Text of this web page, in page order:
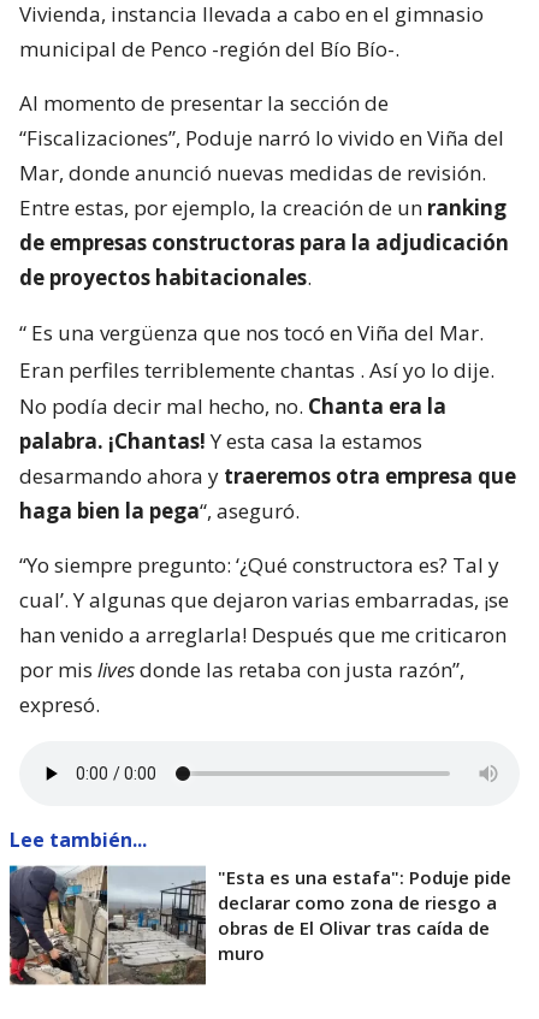
Vivienda, instancia llevada a cabo en el gimnasio
municipal de Penco -región del Bío Bío-.
Al momento de presentar la sección de
“Fiscalizaciones”, Poduje narró lo vivido en Viña del
Mar, donde anunció nuevas medidas de revisión.
Entre estas, por ejemplo, la creación de un ranking
de empresas constructoras para la adjudicación
de proyectos habitacionales.
“ Es una vergüenza que nos tocó en Viña del Mar.
Eran perfiles terriblemente chantas . Así yo lo dije.
No podía decir mal hecho, no. Chanta era la
palabra. ¡Chantas!Y esta casa la estamos
desarmando ahora y traeremos otra empresa que
haga bien la pega“, aseguró.
“Yo siempre pregunto: ‘¿Qué constructora es? Tal y
cual’. Y algunas que dejaron varias embarradas, ¡se
han venido a arreglarla! Después que me criticaron
por mis livesdonde las retaba con justa razón”,
expresó.
Lee también...
"Esta es una estafa": Poduje pide
declarar como zona de riesgo a
obras de El Olivar tras caída de
muro